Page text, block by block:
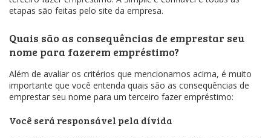
etapas são feitas pelo site da empresa.
Quais são as consequências de emprestar seu
nome para fazerem empréstimo?
Além de avaliar os critérios que mencionamos acima, é muito
importante que você entenda quais são as consequências de
emprestar seu nome para um terceiro fazer empréstimo:
Você será responsável pela dívida